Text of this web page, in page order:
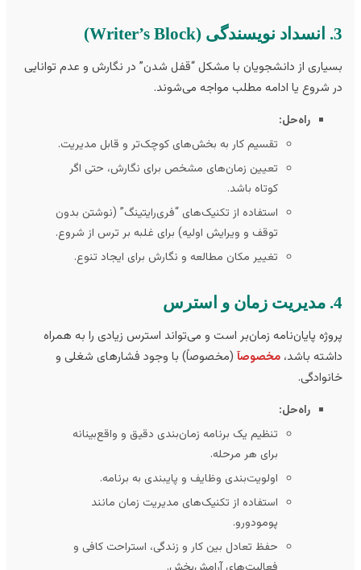
از دانشجویان با مشکل “قفل شدن” در نگارش و عدم توانایی
شروع یا ادامه مطلب مواجه می‌شوند.
راه‌حل:
تقسیم کار به بخش‌های کوچک‌تر و قابل مدیریت.
تعیین زمان‌های مشخص برای نگارش، حتی اگر
کوتاه باشد.
استفاده از تکنیک‌های “فری‌رایتینگ” (نوشتن بدون
توقف و ویرایش اولیه) برای غلبه بر ترس از شروع.
تغییر مکان مطالعه و نگارش برای ایجاد تنوع.
پایان‌نامه زمان‌بر است و می‌تواند استرس زیادی را به همراه
باشد،مخصوصآ(مخصوصاً) با وجود فشارهای شغلی و
راه‌حل:
تنظیم یک برنامه زمان‌بندی دقیق و واقع‌بینانه
برای هر مرحله.
اولویت‌بندی وظایف و پایبندی به برنامه.
استفاده از تکنیک‌های مدیریت زمان مانند
پومودورو.
حفظ تعادل بین کار و زندگی، استراحت کافی و